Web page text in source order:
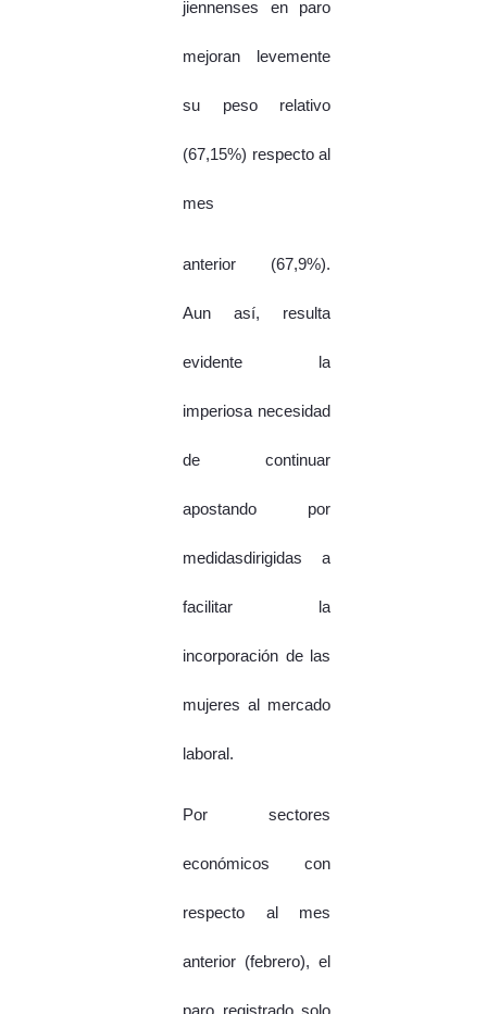
jiennenses en paro
mejoran levemente
su peso relativo
(67,15%) respecto al
mes
anterior (67,9%).
Aun así, resulta
evidente la
imperiosa necesidad
de continuar
apostando por
medidasdirigidas a
facilitar la
incorporación de las
mujeres al mercado
laboral.
Por sectores
económicos con
respecto al mes
anterior (febrero), el
paro registrado solo